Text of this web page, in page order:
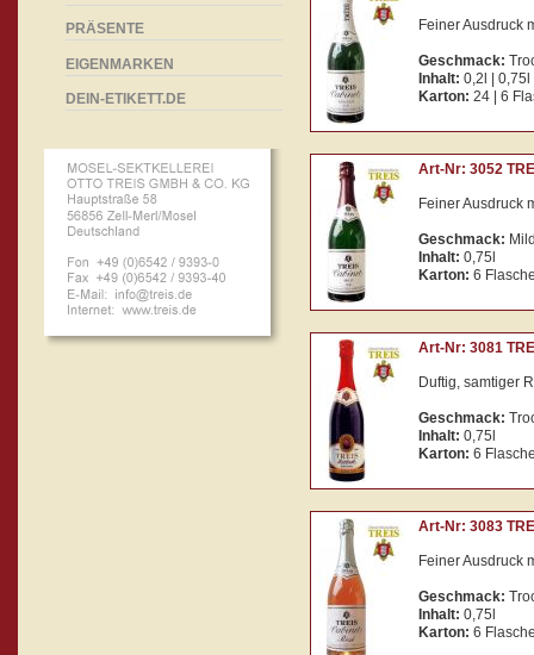
PRÄSENTE
EIGENMARKEN
DEIN-ETIKETT.DE
Feiner Ausdruck
Geschmack:
Inhalt: 0,2l | 0,75l
Karton: 24 | 6
Art-Nr: 3052
Feiner Ausdruck
Geschmack:
Inhalt: 0,75l
Karton: 6
Art-Nr: 3081
Duftig, samtiger
Geschmack:
Inhalt: 0,75l
Karton: 6
Art-Nr: 3083
Feiner Ausdruck
Geschmack:
Inhalt: 0,75l
Karton: 6